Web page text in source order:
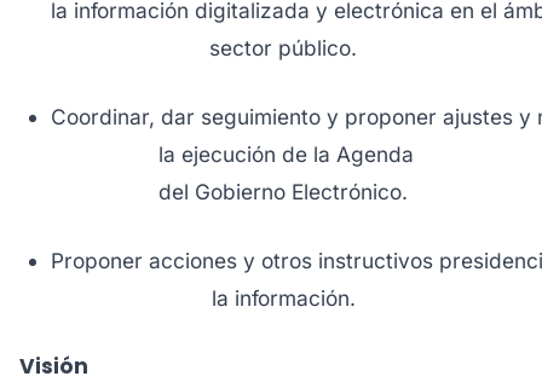
la información digitalizada y electrónica en el
sector público.
Coordinar, dar seguimiento y proponer ajustes
la ejecución de la Agenda
del Gobierno Electrónico.
Proponer acciones y otros instructivos
la información.
Visión